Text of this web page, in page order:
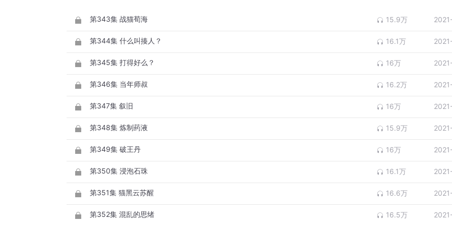
第343集 战猫荀海 15.9万
第344集 什么叫揍人？ 16.1万
第345集 打得好么？ 16万
第346集 当年师叔 16.2万
第347集 叙旧 16万
第348集 炼制药液 15.9万
第349集 破王丹 16万
第350集 浸泡石珠 16.1万
第351集 猫黑云苏醒 16.6万
第352集 混乱的思绪 16.5万